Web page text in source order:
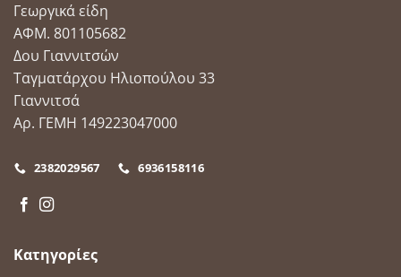
Γεωργικά είδη
ΑΦΜ. 801105682
Δου Γιαννιτσών
Ταγματάρχου Ηλιοπούλου 33
Γιαννιτσά
Αρ. ΓΕΜΗ 149223047000
2382029567 6936158116
Κατηγορίες